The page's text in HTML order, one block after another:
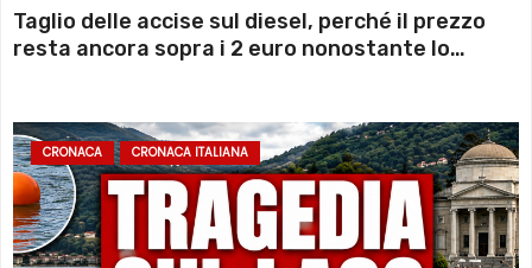
Taglio delle accise sul diesel, perché il prezzo
resta ancora sopra i 2 euro nonostante lo
CRONACA CRONACA ITALIANA